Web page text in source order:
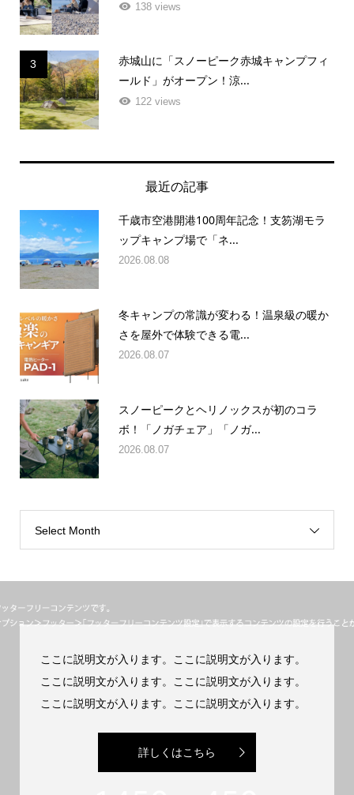
138 views
3
赤城山に「スノーピーク赤城キャンプフィ
ールド」がオープン！涼...
122 views
最近の記事
千歳市空港開港100周年記念！支笏湖モラ
ップキャンプ場で「ネ...
2026.08.08
冬キャンプの常識が変わる！温泉級の暖か
さを屋外で体験できる電...
2026.08.07
スノーピークとヘリノックスが初のコラ
ボ！「ノガチェア」「ノガ...
2026.08.07
Select Month
ここに説明文が入ります。ここに説明文が入ります。
ここに説明文が入ります。ここに説明文が入ります。
ここに説明文が入ります。ここに説明文が入ります。
詳しくはこちら